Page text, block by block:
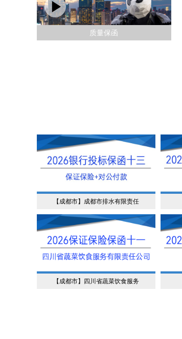
质量保函
【成都市】成都市排水有限责任
【成都市】四川省蔬菜饮食服务